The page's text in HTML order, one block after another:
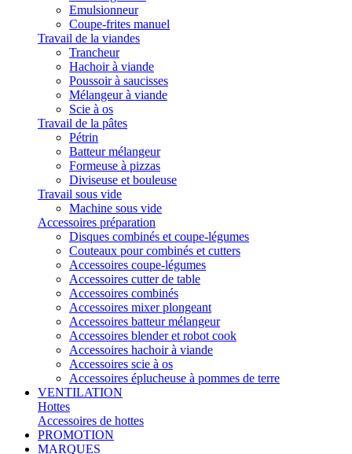
Emulsionneur
Coupe-frites manuel
Travail de la viandes
Trancheur
Hachoir à viande
Poussoir à saucisses
Mélangeur à viande
Scie à os
Travail de la pâtes
Pétrin
Batteur mélangeur
Formeuse à pizzas
Diviseuse et bouleuse
Travail sous vide
Machine sous vide
Accessoires préparation
Disques combinés et coupe-légumes
Couteaux pour combinés et cutters
Accessoires coupe-légumes
Accessoires cutter de table
Accessoires combinés
Accessoires mixer plongeant
Accessoires batteur mélangeur
Accessoires blender et robot cook
Accessoires hachoir à viande
Accessoires scie à os
Accessoires éplucheuse à pommes de terre
VENTILATION
Hottes
Accessoires de hottes
PROMOTION
MARQUES